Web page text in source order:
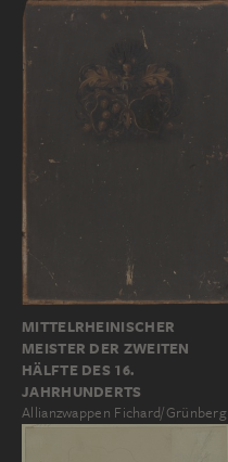
MITTELRHEINISCHER
MEISTER DER ZWEITEN
HÄLFTE DES 16.
JAHRHUNDERTS
Allianzwappen Fichard/Grünberg